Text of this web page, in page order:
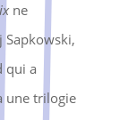
ne
Sapkowski,
qui a
une trilogie